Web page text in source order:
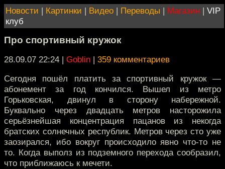
Новости | Картинки | Видео | Переводы | Магазин | VIP
клуб
Про спортивный кружок
28.09.07 22:24 | Goblin | 359 комментариев
Сегодня пошёл платить за спортивный кружок —
абонемент за год кончился. Вышел из метро
Горьковская, двинул в сторону набережной.
Буквально через двадцать метров насторожила
серьёзнейшая концентрация пацанов из некогда
братских солнечных республик. Метров через сто уже
заозирался, ибо вокруг происходило явно что-то не
то. Когда выполз из подземного перехода сообразил,
что приближаюсь к мечети.